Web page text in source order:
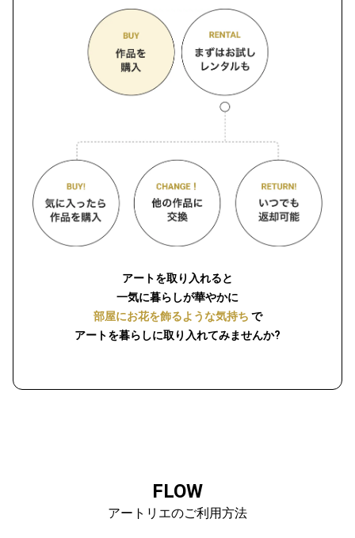
アートを取り入れると
一気に暮らしが華やかに
部屋にお花を飾るような気持ち で
アートを暮らしに取り入れてみませんか?
FLOW
アートリエのご利用方法